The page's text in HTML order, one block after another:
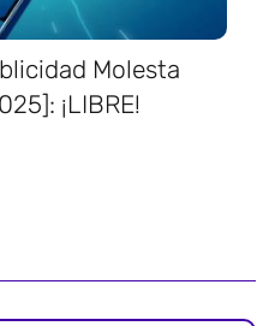
Molesta
¡LIBRE!